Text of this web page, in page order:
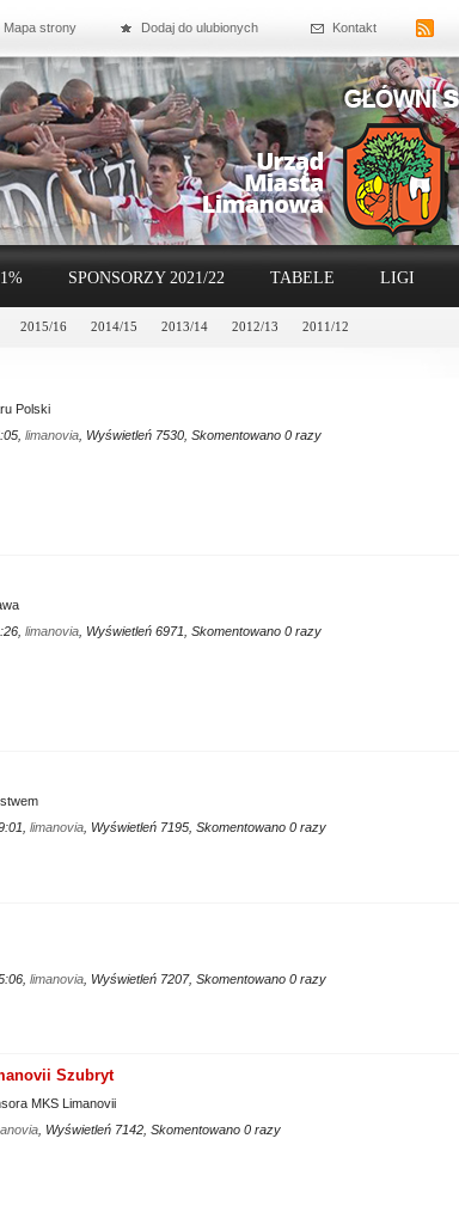
Mapa strony Dodaj do ulubionych Kontakt
2015/16 2014/15 2013/14 2012/13 2011/12
SPONSORZY 2021/22 TABELE LIGI
Polski
limanovia, Wyświetleń 7530, Skomentowano 0 razy
limanovia, Wyświetleń 6971, Skomentowano 0 razy
limanovia, Wyświetleń 7195, Skomentowano 0 razy
limanovia, Wyświetleń 7207, Skomentowano 0 razy
Szubryt
MKS Limanovii
, Wyświetleń 7142, Skomentowano 0 razy